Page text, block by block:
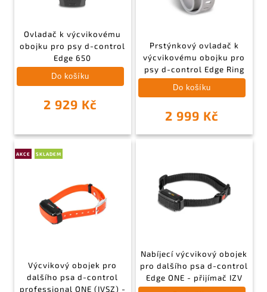
Ovladač k výcvikovému
obojku pro psy d-control
Edge 650
2 929 Kč
Do košíku
Prstýnkový ovladač k
výcvikovému obojku pro
psy d-control Edge Ring
2 999 Kč
Do košíku
AKCE SKLADEM
Výcvikový obojek pro
dalšího psa d-control
professional ONE (IVSZ) -
Nabíjecí výcvikový obojek
pro dalšího psa d-control
Edge ONE - přijímač IZV